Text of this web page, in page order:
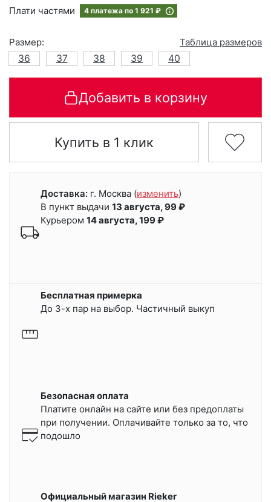
Плати частями 4 платежа по 1 921 ₽
Размер:
Таблица размеров
36
37 38 39 40
Добавить в корзину
Купить в 1 клик
Доставка: г. Москва (изменить)
В пункт выдачи 13 августа, 99 ₽
Курьером 14 августа, 199 ₽
Бесплатная примерка
До 3-х пар на выбор. Частичный выкуп
Безопасная оплата
Платите онлайн на сайте или без предоплаты
при получении. Оплачивайте только за то, что
подошло
Официальный магазин Rieker